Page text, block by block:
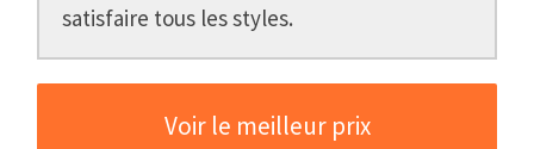
satisfaire tous les styles.
Voir le meilleur prix